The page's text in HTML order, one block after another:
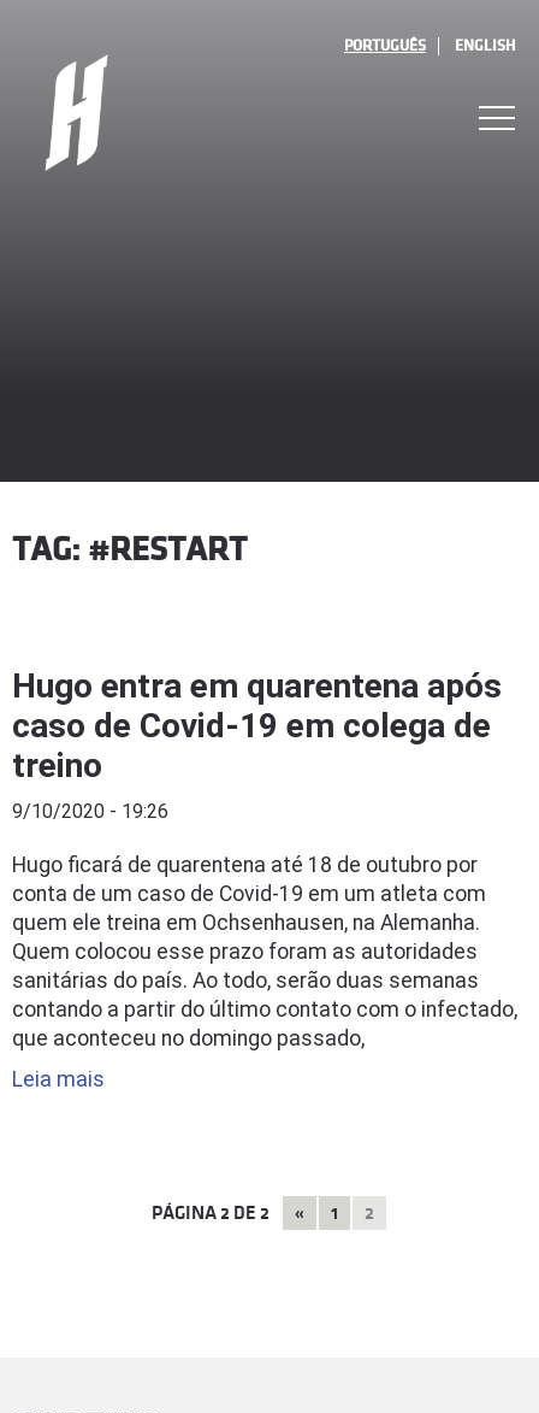
PORTUGUÊS ENGLISH
TAG: #RESTART
Hugo entra em quarentena após
caso de Covid-19 em colega de
treino
9/10/2020 - 19:26
Hugo ficará de quarentena até 18 de outubro por
conta de um caso de Covid-19 em um atleta com
quem ele treina em Ochsenhausen, na Alemanha.
Quem colocou esse prazo foram as autoridades
sanitárias do país. Ao todo, serão duas semanas
contando a partir do último contato com o infectado,
que aconteceu no domingo passado,
Leia mais
PÁGINA2 DE 2 « 1 2